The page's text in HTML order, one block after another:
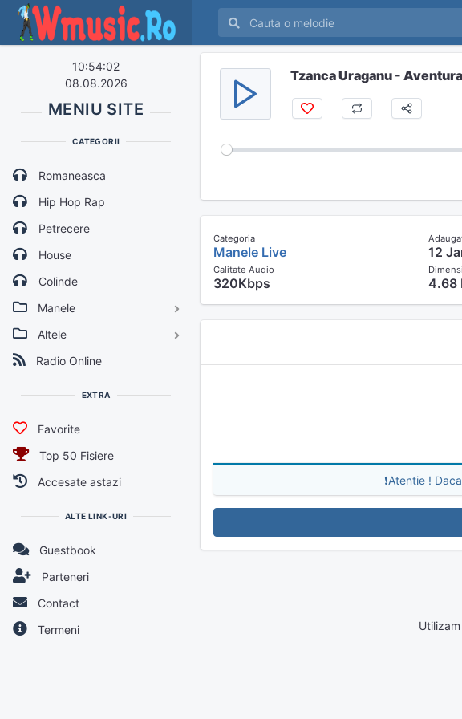
10:54:02
08.08.2026
MENIU SITE
CATEGORII
Romaneasca
Hip Hop Rap
Petrecere
House
Colinde
Manele
Manele
Manele Vechi
Altele
Altele
Selectii Muzica
Radio Online
EXTRA
Favorite
Top 50 Fisiere
Accesate astazi
ALTE LINK-URI
Guestbook
Parteneri
Contact
Termeni
Tzanca Uraganu -
Categoria
Manele Live 12
Calitate Audio
320Kbps 4.68
❗Atentie !